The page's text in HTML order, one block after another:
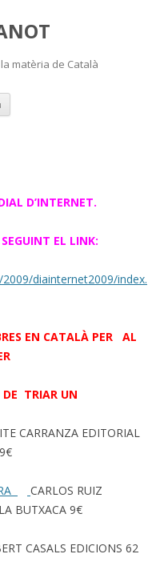
la matèria de Català
Skip
content
D’INTERNET.
EL LINK:
diainternet2009/index.
EN CATALÀ PER AL
DE TRIAR UN
CARRANZA EDITORIAL
CARLOS RUIZ
BUTXACA 9€
CASALS EDICIONS 62